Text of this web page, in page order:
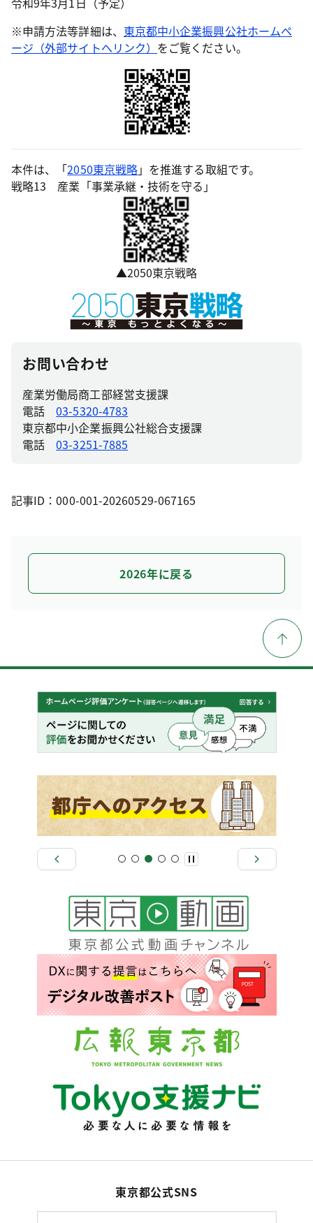
※申請方法等詳細は、 東京都中小企業振興公社ホームペ
ージ（外部サイトへリンク） をご覧ください。
本件は、「2050東京戦略」を推進する取組です。
戦略13 産業「事業承継・技術を守る」
▲2050東京戦略
お問い合わせ
産業労働局商工部経営支援課
電話03-5320-4783
東京都中小企業振興公社総合支援課
電話03-3251-7885
記事ID：000-001-20260529-067165
2026年に戻る
東京都公式SNS